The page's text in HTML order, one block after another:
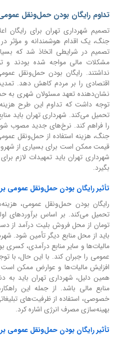
تداوم رایگان بودن حمل‌ونقل
تصمیم شهرداری تهران برای رایگان
جنگ، یک اقدام هوشمندانه و مؤثر
تصمیم در شرایطی اتخاذ شد که
مشکلات مالی مواجه شده بودند و
نداشتند. رایگان بودن حمل‌ونقل
نشان‌دهنده تعهد مسئولان شهری به
توجه داشت که تداوم این طرح
تحمیل می‌کند. شهرداری تهران باید
را فراهم کند. نرخ‌های جدید مصوب
جنگ، هزینه استفاده از حمل‌ونقل
قیمت ممکن است برای بسیاری از
شهرداری تهران باید تمهیدات لازم
بگیرد.
تأثیر رایگان بودن حمل‌ونقل عمومی
رایگان بودن حمل‌ونقل عمومی،
تحمیل می‌کند. بر اساس برآوردهای
تومان از محل فروش بلیت درآمد از
باید از محل منابع دیگر تأمین شود.
مالیات‌ها و سایر منابع درآمدی، کسری
عمومی را جبران کند. با این حال، با
افزایش مالیات‌ها و عوارض ممکن
همین دلیل، شهرداری تهران باید به
منابع مالی باشد. از جمله این
خصوصی، استفاده از ظرفیت‌های
بهینه‌سازی مصرف انرژی اشاره کرد.
تأثیر رایگان بودن حمل‌ونقل عمومی